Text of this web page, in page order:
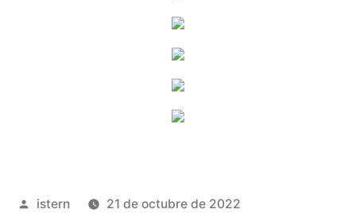
Publicado
istern
21 de octubre de 2022